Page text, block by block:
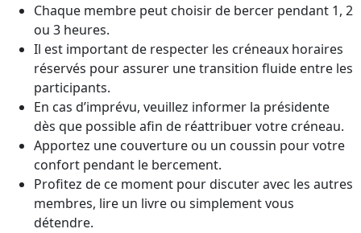
Chaque membre peut choisir de bercer pendant 1, 2
ou 3 heures.
Il est important de respecter les créneaux horaires
réservés pour assurer une transition fluide entre les
participants.
En cas d’imprévu, veuillez informer la présidente
dès que possible afin de réattribuer votre créneau.
Apportez une couverture ou un coussin pour votre
confort pendant le bercement.
Profitez de ce moment pour discuter avec les autres
membres, lire un livre ou simplement vous
détendre.